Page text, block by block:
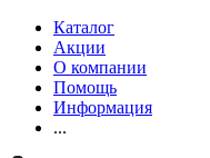
Каталог
Акции
О компании
Помощь
Информация
...